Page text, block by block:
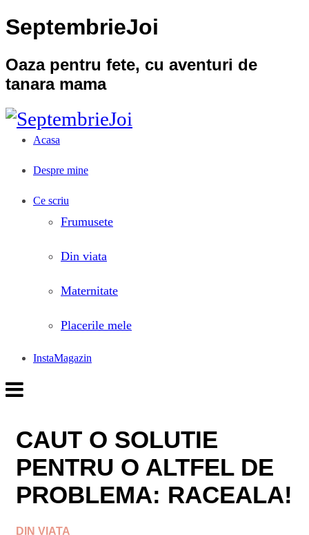
SeptembrieJoi
Oaza pentru fete, cu aventuri de
tanara mama
Acasa
Despre mine
Ce scriu
Frumusete
Din viata
Maternitate
Placerile mele
InstaMagazin
CAUT O SOLUTIE
PENTRU O ALTFEL DE
PROBLEMA: RACEALA!
DIN VIATA